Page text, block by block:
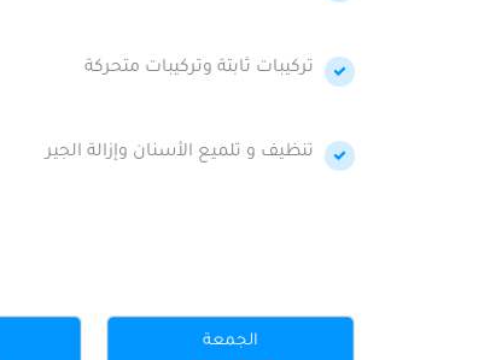
تركيبات ثابتة وتركيبات متحركة
تنظيف و تلميع الأسنان وإزالة الجير
الجمعة